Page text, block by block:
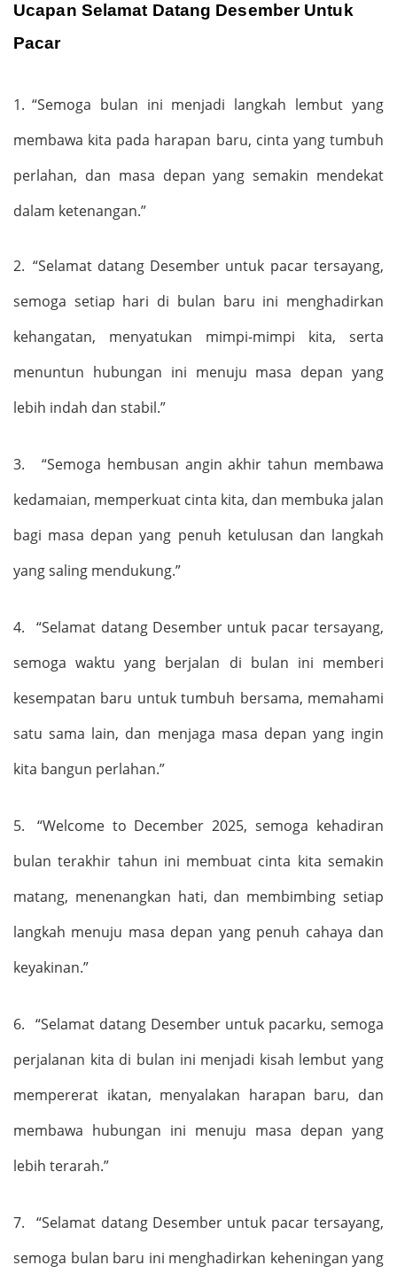
Ucapan Selamat Datang Desember Untuk
Pacar
1. “Semoga bulan ini menjadi langkah lembut yang
membawa kita pada harapan baru, cinta yang tumbuh
perlahan, dan masa depan yang semakin mendekat
dalam ketenangan.”
2. “Selamat datang Desember untuk pacar tersayang,
semoga setiap hari di bulan baru ini menghadirkan
kehangatan, menyatukan mimpi-mimpi kita, serta
menuntun hubungan ini menuju masa depan yang
lebih indah dan stabil.”
3. “Semoga hembusan angin akhir tahun membawa
kedamaian, memperkuat cinta kita, dan membuka jalan
bagi masa depan yang penuh ketulusan dan langkah
yang saling mendukung.”
4. “Selamat datang Desember untuk pacar tersayang,
semoga waktu yang berjalan di bulan ini memberi
kesempatan baru untuk tumbuh bersama, memahami
satu sama lain, dan menjaga masa depan yang ingin
kita bangun perlahan.”
5. “Welcome to December 2025, semoga kehadiran
bulan terakhir tahun ini membuat cinta kita semakin
matang, menenangkan hati, dan membimbing setiap
langkah menuju masa depan yang penuh cahaya dan
keyakinan.”
6. “Selamat datang Desember untuk pacarku, semoga
perjalanan kita di bulan ini menjadi kisah lembut yang
mempererat ikatan, menyalakan harapan baru, dan
membawa hubungan ini menuju masa depan yang
lebih terarah.”
7. “Selamat datang Desember untuk pacar tersayang,
semoga bulan baru ini menghadirkan keheningan yang